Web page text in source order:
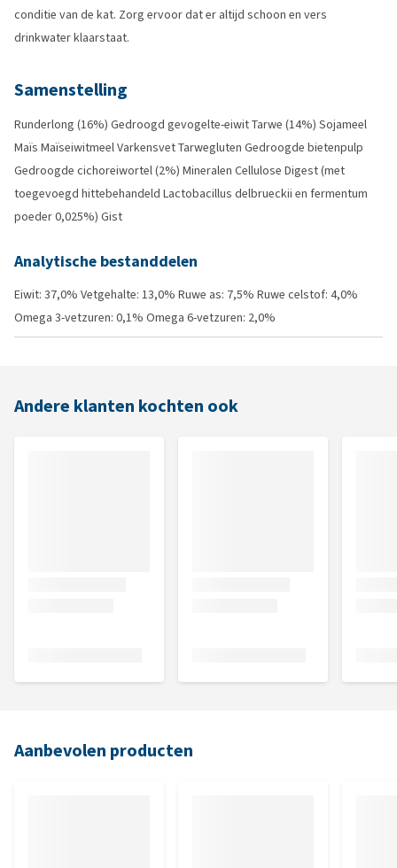
conditie van de kat. Zorg ervoor dat er altijd schoon en vers
drinkwater klaarstaat.
Samenstelling
Runderlong (16%) Gedroogd gevogelte-eiwit Tarwe (14%) Sojameel
Maïs Maïseiwitmeel Varkensvet Tarwegluten Gedroogde bietenpulp
Gedroogde cichoreiwortel (2%) Mineralen Cellulose Digest (met
toegevoegd hittebehandeld Lactobacillus delbrueckii en fermentum
poeder 0,025%) Gist
Analytische bestanddelen
Eiwit: 37,0% Vetgehalte: 13,0% Ruwe as: 7,5% Ruwe celstof: 4,0%
Omega 3-vetzuren: 0,1% Omega 6-vetzuren: 2,0%
Andere klanten kochten ook
Aanbevolen producten